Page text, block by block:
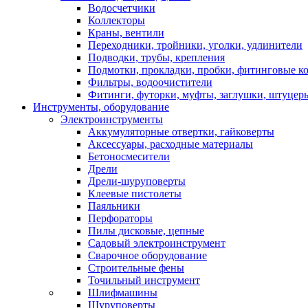
Водосчетчики
Коллекторы
Краны, вентили
Переходники, тройники, уголки, удлинители
Подводки, трубы, крепления
Подмотки, прокладки, пробки, фитинговые
Фильтры, водоочистители
Фитинги, футорки, муфты, заглушки,
Инструменты, оборудование
Электроинструменты
Аккумуляторные отвертки, гайковерты
Аксессуары, расходные материалы
Бетоносмесители
Дрели
Дрели-шуруповерты
Клеевые пистолеты
Паяльники
Перфораторы
Пилы дисковые, цепные
Садовый электроинструмент
Сварочное оборудование
Строительные фены
Точильный инструмент
Шлифмашины
Шуруповерты